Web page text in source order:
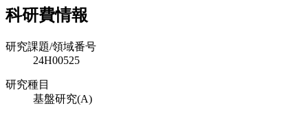
科研費情報
研究課題/領域番号
24H00525
研究種目
基盤研究(A)